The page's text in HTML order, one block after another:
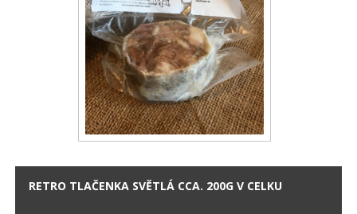
RETRO TLAČENKA SVĚTLÁ CCA. 200G V CELKU